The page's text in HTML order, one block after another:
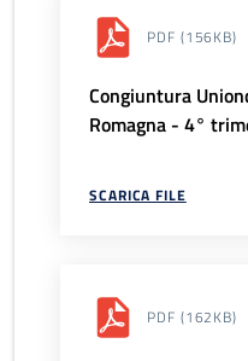
PDF (156KB)
Congiuntura
Romagna - 4°
SCARICA FILE
PDF (162KB)